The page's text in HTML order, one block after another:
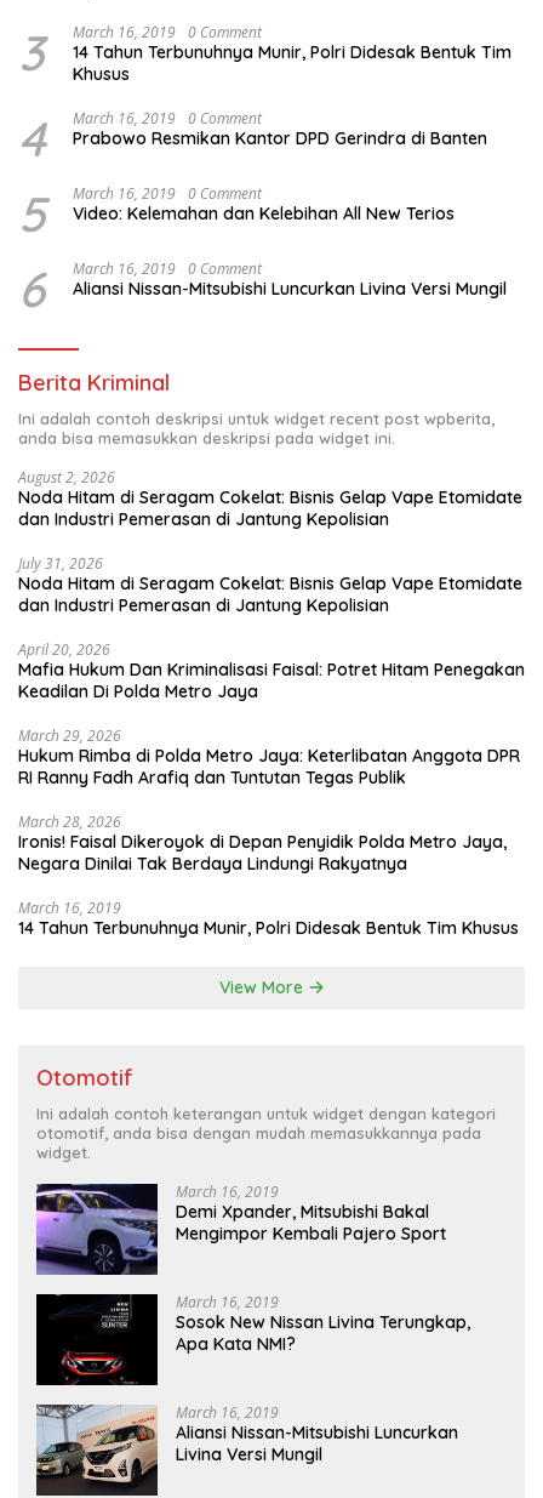
3 March 16, 2019 0 Comment
14 Tahun Terbunuhnya Munir, Polri Didesak Bentuk Tim
Khusus
4 March 16, 2019 0 Comment
Prabowo Resmikan Kantor DPD Gerindra di Banten
5 March 16, 2019 0 Comment
Video: Kelemahan dan Kelebihan All New Terios
6 March 16, 2019 0 Comment
Aliansi Nissan-Mitsubishi Luncurkan Livina Versi Mungil
Berita Kriminal
Ini adalah contoh deskripsi untuk widget recent post wpberita,
anda bisa memasukkan deskripsi pada widget ini.
August 2, 2026
Noda Hitam di Seragam Cokelat: Bisnis Gelap Vape Etomidate
dan Industri Pemerasan di Jantung Kepolisian
July 31, 2026
Noda Hitam di Seragam Cokelat: Bisnis Gelap Vape Etomidate
dan Industri Pemerasan di Jantung Kepolisian
April 20, 2026
Mafia Hukum Dan Kriminalisasi Faisal: Potret Hitam Penegakan
Keadilan Di Polda Metro Jaya
March 29, 2026
Hukum Rimba di Polda Metro Jaya: Keterlibatan Anggota DPR
RI Ranny Fadh Arafiq dan Tuntutan Tegas Publik
March 28, 2026
Ironis! Faisal Dikeroyok di Depan Penyidik Polda Metro Jaya,
Negara Dinilai Tak Berdaya Lindungi Rakyatnya
March 16, 2019
14 Tahun Terbunuhnya Munir, Polri Didesak Bentuk Tim Khusus
View More
Otomotif
Ini adalah contoh keterangan untuk widget dengan kategori
otomotif, anda bisa dengan mudah memasukkannya pada
widget.
March 16, 2019
Demi Xpander, Mitsubishi Bakal
Mengimpor Kembali Pajero Sport
March 16, 2019
Sosok New Nissan Livina Terungkap,
Apa Kata NMI?
March 16, 2019
Aliansi Nissan-Mitsubishi Luncurkan
Livina Versi Mungil